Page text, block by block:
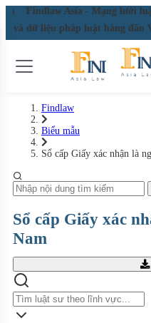
Findlaw Asia - Mạng lưới
và dữ liệu pháp luật hàng đầu
Findlaw
Biểu mẫu
Sổ cấp Giấy xác nhận là
Sổ cấp Giấy xác
Nam